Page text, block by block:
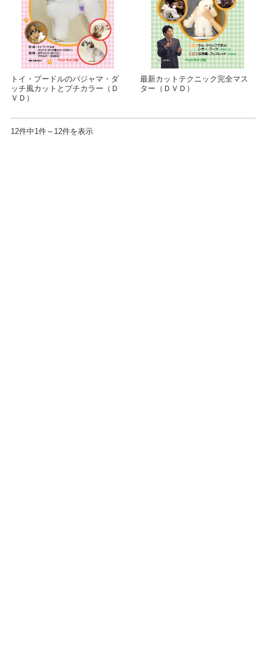
トイ・プードルのパジャマ・ダ
ッチ風カットとプチカラー（Ｄ
ＶＤ）
最新カットテクニック完全マス
ター（ＤＶＤ）
12件中1件～12件を表示